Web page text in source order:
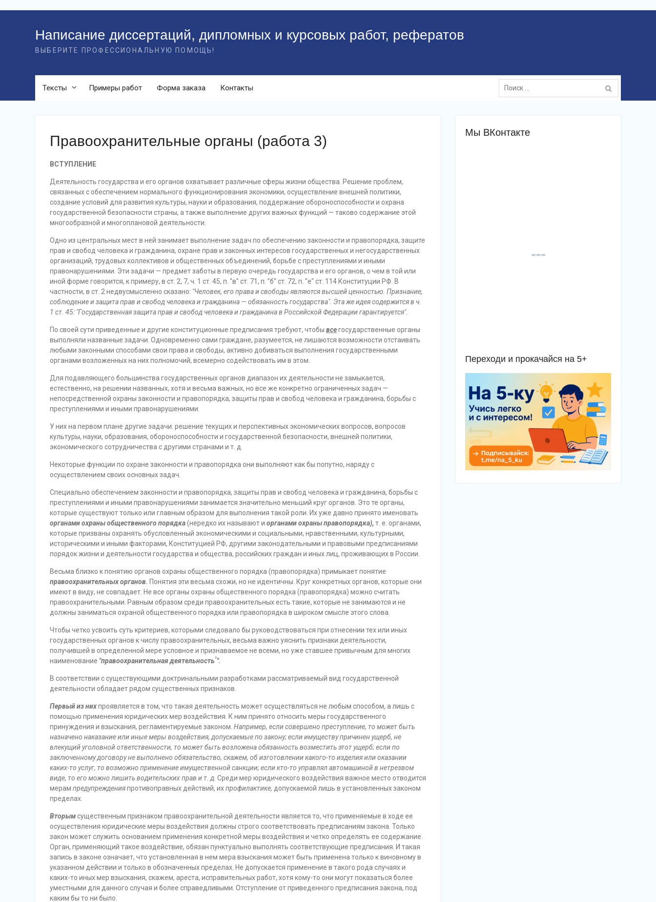
Написание диссертаций, дипломных и курсовых работ, рефератов
ВЫБЕРИТЕ ПРОФЕССИОНАЛЬНУЮ ПОМОЩЬ!
Тексты Примеры работ Форма заказа Контакты
Поиск:
Правоохранительные органы (работа 3)
ВСТУПЛЕНИЕ
Деятельность государства и его органов охватывает различные сферы жизни общества. Решение проблем,
связанных с обеспечением нормального функционирования экономики, осуществление внешней политики,
создание условий для развития культуры, науки и образования, поддержание обороноспособности и охрана
государственной безопасности страны, а также выполнение других важных функций — таково содержание этой
многообразной и многоплановой деятельности.
Одно из центральных мест в ней занимает выполнение задач по обеспечению законности и правопорядка, защите
прав и свобод человека и гражданина, охране прав и законных интересов государственных и негосударственных
организаций, трудовых коллективов и общественных объединений, борьбе с преступлениями и иными
правонарушениями. Эти задачи — предмет заботы в первую очередь государства и его органов, о чем в той или
иной форме говорится, к примеру, в ст. 2, 7, ч. 1 ст. 45, п. "в" ст. 71, п. "б" ст. 72, п. "е" ст. 114 Конституции РФ. В
частности, в ст. 2 недвусмысленно сказано: "Человек, его права и свободы являются высшей ценностью. Признание,
соблюдение и защита прав и свобод человека и гражданина — обязанность государства". Эта же идея содержится в ч.
1 ст. 45: "Государственная защита прав и свобод человека и гражданина в Российской Федерации гарантируется".
По своей сути приведенные и другие конституционные предписания требуют, чтобы всегосударственные органы
выполняли названные задачи. Одновременно сами граждане, разумеется, не лишаются возможности отстаивать
любыми законными способами свои права и свободы, активно добиваться выполнения государственными
органами возложенных на них полномочий, всемерно содействовать им в этом.
Для подавляющего большинства государственных органов диапазон их деятельности не замыкается,
естественно, на решении названных, хотя и весьма важных, но все же конкретно ограниченных задач —
непосредственной охраны законности и правопорядка, защиты прав и свобод человека и гражданина, борьбы с
преступлениями и иными правонарушениями.
У них на первом плане другие задачи: решение текущих и перспективных экономических вопросов, вопросов
культуры, науки, образования, обороноспособности и государственной безопасности, внешней политики,
экономического сотрудничества с другими странами и т. д.
Некоторые функции по охране законности и правопорядка они выполняют как бы попутно, наряду с
осуществлением своих основных задач.
Специально обеспечением законности и правопорядка, защиты прав и свобод человека и гражданина, борьбы с
преступлениями и иными правонарушениями занимается значительно меньший круг органов. Это те органы,
которые существуют только или главным образом для выполнения такой роли. Их уже давно принято именовать
органами охраны общественного порядка(нередко их называют и органами охраны правопорядка), т. е. органами,
которые призваны охранять обусловленный экономическими и социальными, нравственными, культурными,
историческими и иными факторами, Конституцией РФ, другими законодательными и правовыми предписаниями
порядок жизни и деятельности государства и общества, российских граждан и иных лиц, проживающих в России.
Весьма близко к понятию органов охраны общественного порядка (правопорядка) примыкает понятие
правоохранительных органов. Понятия эти весьма схожи, но не идентичны. Круг конкретных органов, которые они
имеют в виду, не совпадает. Не все органы охраны общественного порядка (правопорядка) можно считать
правоохранительными. Равным образом среди правоохранительных есть такие, которые не занимаются и не
должны заниматься охраной общественного порядка или правопорядка в широком смысле этого слова.
Чтобы четко усвоить суть критериев, которыми следовало бы руководствоваться при отнесении тех или иных
государственных органов к числу правоохранительных, весьма важно уяснить признаки деятельности,
получившей в определенной мере условное и признаваемое не всеми, но уже ставшее привычным для многих
наименование "правоохранительная деятельность 1".
В соответствии с существующими доктринальными разработками рассматриваемый вид государственной
деятельности обладает рядом существенных признаков.
Первый из нихпроявляется в том, что такая деятельность может осуществляться не любым способом, а лишь с
помощью применения юридических мер воздействия. К ним принято относить меры государственного
принуждения и взыскания, регламентируемые законом. Например, если совершено преступление, то может быть
назначено наказание или иные меры воздействия, допускаемые по закону; если имуществу причинен ущерб, не
влекущий уголовной ответственности, то может быть возложена обязанность возместить этот ущерб; если по
заключенному договору не выполнено обязательство, скажем, об изготовлении какого-то изделия или оказании
каких-то услуг, то возможно применение имущественной санкции; если кто-то управлял автомашиной в нетрезвом
виде, то его можно лишить водительских прав и т. д . Среди мер юридического воздействия важное место отводится
мерам предупрежденияпротивоправных действий, ихпрофилактике, допускаемой лишь в установленных законом
пределах.
Вторымсущественным признаком правоохранительной деятельности является то, что применяемые в ходе ее
осуществления юридические меры воздействия должны строго соответствовать предписаниям закона. Только
закон может служить основанием применения конкретной меры воздействия и четко определять ее содержание.
Орган, применяющий такое воздействие, обязан пунктуально выполнять соответствующие предписания. И такая
запись в законе означает, что установленная в нем мера взыскания может быть применена только к виновному в
указанном действии и только в обозначенных пределах. Не допускается применение в такого рода случаях и
каких-то иных мер взыскания, скажем, ареста, исправительных работ, хотя кому-то они могут показаться более
уместными для данного случая и более справедливыми. Отступление от приведенного предписания закона, под
каким бы то ни было.
Мы ВКонтакте
Переходи и прокачайся на 5+